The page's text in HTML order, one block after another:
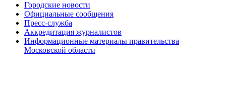
Городские новости
Официальные сообщения
Пресс-служба
Аккредитация журналистов
Информационные материалы правительства
Московской области